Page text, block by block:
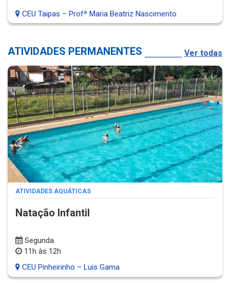
CEU Taipas – Profª Maria Beatriz Nascimento
ATIVIDADES PERMANENTES Ver todas
ATIVIDADES AQUÁTICAS
Natação Infantil
Segunda
11h às 12h
CEU Pinheirinho – Luis Gama